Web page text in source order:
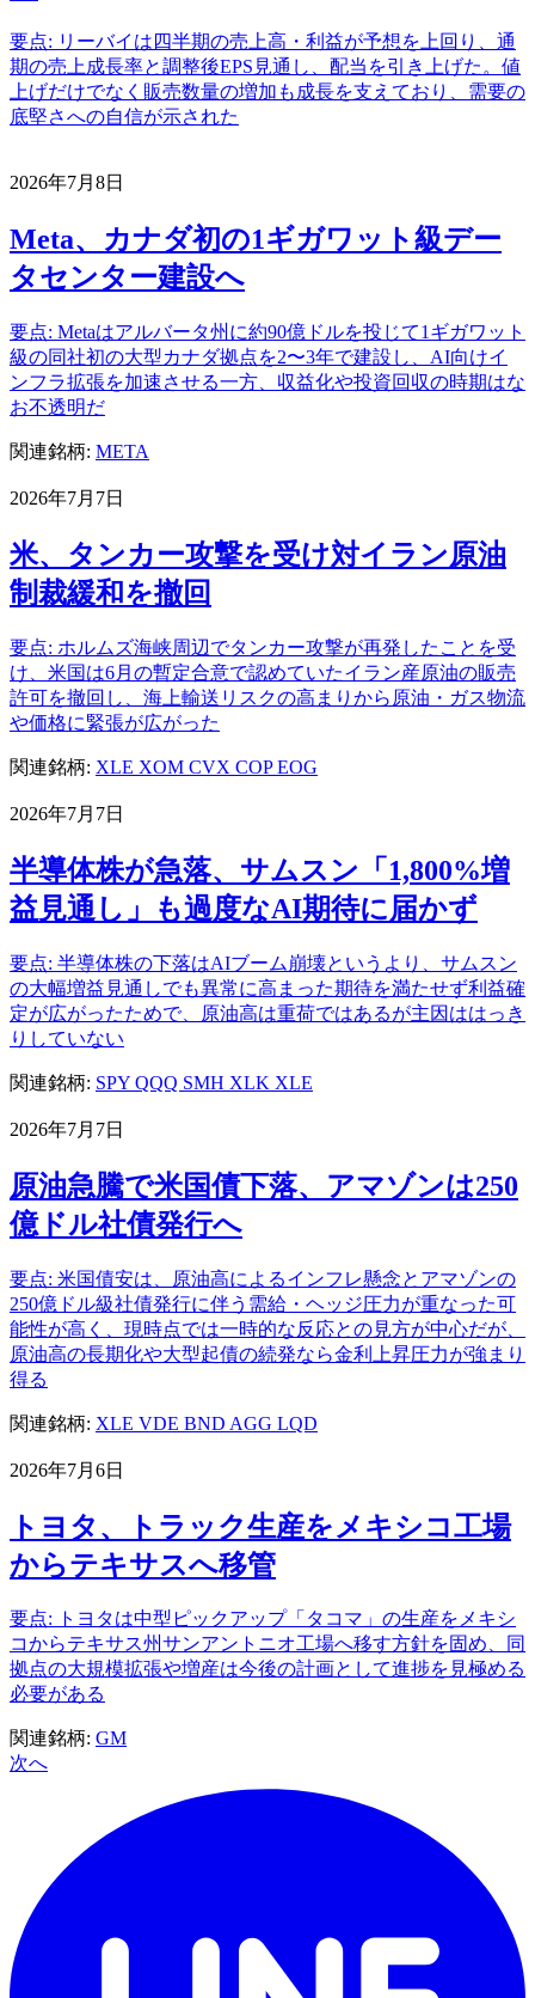
要点: リーバイは四半期の売上高・利益が予想を上回り、通
期の売上成長率と調整後EPS見通し、配当を引き上げた。値
上げだけでなく販売数量の増加も成長を支えており、需要の
底堅さへの自信が示された
2026年7月8日
Meta、カナダ初の1ギガワット級デー
タセンター建設へ
要点: Metaはアルバータ州に約90億ドルを投じて1ギガワット
級の同社初の大型カナダ拠点を2〜3年で建設し、AI向けイ
ンフラ拡張を加速させる一方、収益化や投資回収の時期はな
お不透明だ
関連銘柄: META
2026年7月7日
米、タンカー攻撃を受け対イラン原油
制裁緩和を撤回
要点: ホルムズ海峡周辺でタンカー攻撃が再発したことを受
け、米国は6月の暫定合意で認めていたイラン産原油の販売
許可を撤回し、海上輸送リスクの高まりから原油・ガス物流
や価格に緊張が広がった
関連銘柄: XLE XOM CVX COPEOG
2026年7月7日
半導体株が急落、サムスン「1,800%増
益見通し」も過度なAI期待に届かず
要点: 半導体株の下落はAIブーム崩壊というより、サムスン
の大幅増益見通しでも異常に高まった期待を満たせず利益確
定が広がったためで、原油高は重荷ではあるが主因ははっき
りしていない
関連銘柄: SPY QQQ SMH XLK XLE
2026年7月7日
原油急騰で米国債下落、アマゾンは250
億ドル社債発行へ
要点: 米国債安は、原油高によるインフレ懸念とアマゾンの
250億ドル級社債発行に伴う需給・ヘッジ圧力が重なった可
能性が高く、現時点では一時的な反応との見方が中心だが、
原油高の長期化や大型起債の続発なら金利上昇圧力が強まり
得る
関連銘柄: XLE VDE BND AGG LQD
2026年7月6日
トヨタ、トラック生産をメキシコ工場
からテキサスへ移管
要点: トヨタは中型ピックアップ「タコマ」の生産をメキシ
コからテキサス州サンアントニオ工場へ移す方針を固め、同
拠点の大規模拡張や増産は今後の計画として進捗を見極める
必要がある
関連銘柄: GM
次へ